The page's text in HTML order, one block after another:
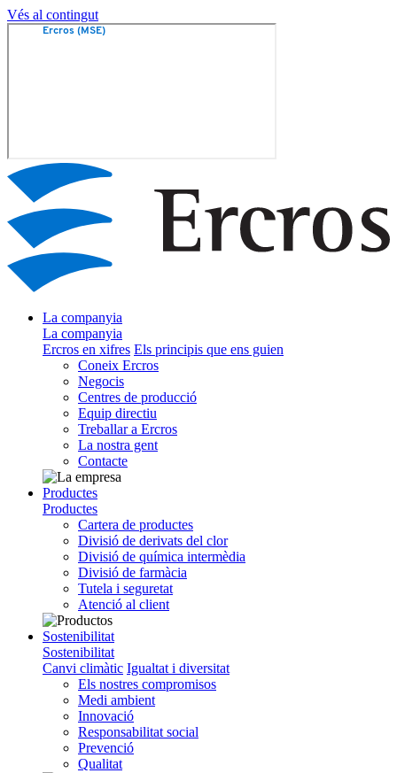
Vés al contingut
La companyia
La companyia
Ercros en xifres Els principis que ens guien
Coneix Ercros
Negocis
Centres de producció
Equip directiu
Treballar a Ercros
La nostra gent
Contacte
Productes
Productes
Cartera de productes
Divisió de derivats del clor
Divisió de química intermèdia
Divisió de farmàcia
Tutela i seguretat
Atenció al client
Sostenibilitat
Sostenibilitat
Canvi climàtic Igualtat i diversitat
Els nostres compromisos
Medi ambient
Innovació
Responsabilitat social
Prevenció
Qualitat